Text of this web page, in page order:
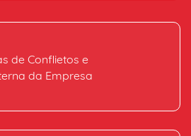
de Conflietos e
da Empresa